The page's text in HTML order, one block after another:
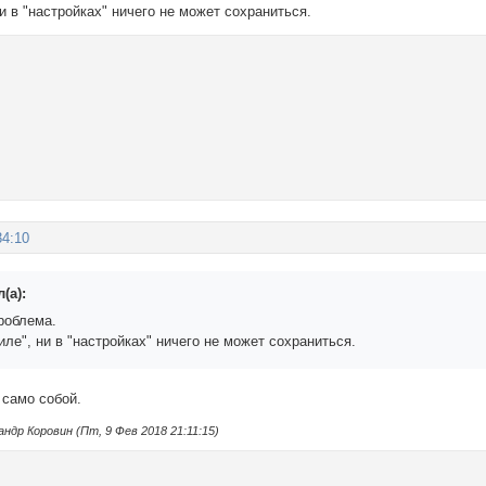
"настройках" ничего не может сохраниться.
ни в "настройках" ничего не может сохраниться.
собой.
Коровин (Пт, 9 Фев 2018 21:11:15)